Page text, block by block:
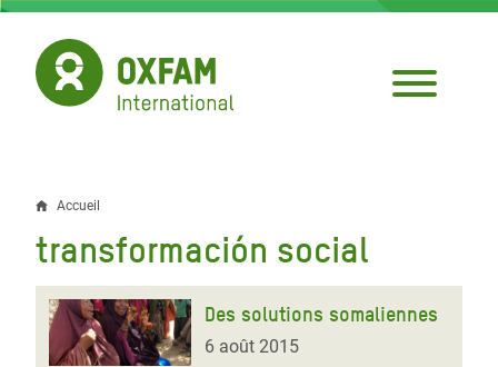
Aller
contenu
principal
Fil
d'Ariane
Accueil
transformación social
Des solutions somaliennes
6 août 2015